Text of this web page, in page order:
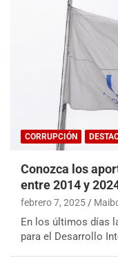
CORRUPCIÓN
Conozca los
entre 2014 y
febrero 7, 2025
En los últimos días
para el Desarrollo